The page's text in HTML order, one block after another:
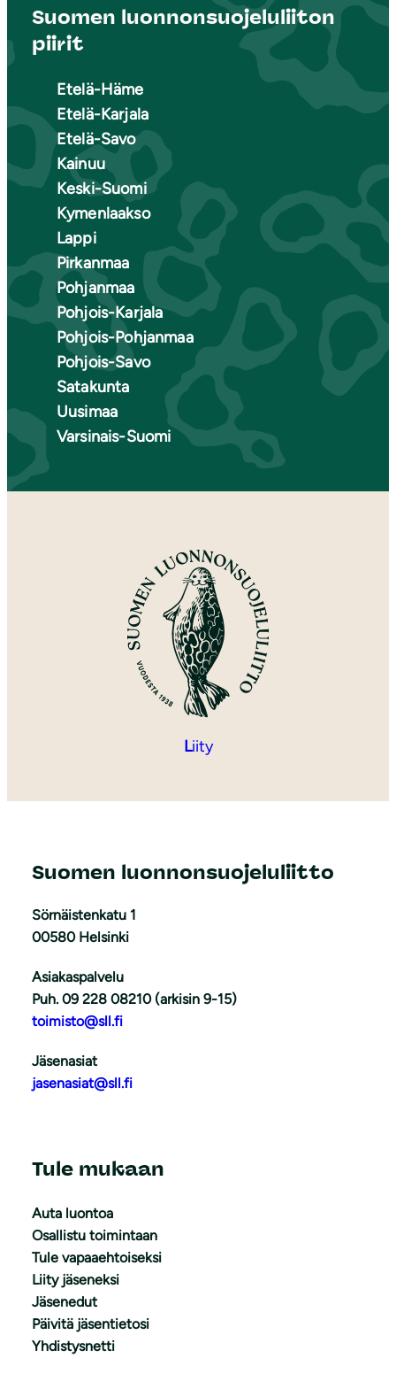
Suomen luonnonsuojeluliiton
piirit
Etelä-Häme
Etelä-Karjala
Etelä-Savo
Kainuu
Keski-Suomi
Kymenlaakso
Lappi
Pirkanmaa
Pohjanmaa
Pohjois-Karjala
Pohjois-Pohjanmaa
Pohjois-Savo
Satakunta
Uusimaa
Varsinais-Suomi
Liity
Suomen luonnonsuojeluliitto
Sörnäistenkatu 1
00580 Helsinki
Asiakaspalvelu
Puh. 09 228 08210 (arkisin 9-15)
toimisto@sll.fi
Jäsenasiat
jasenasiat@sll.fi
Tule mukaan
Auta luontoa
Osallistu toimintaan
Tule vapaaehtoiseksi
Liity jäseneksi
Jäsenedut
Päivitä jäsentietosi
Yhdistysnetti